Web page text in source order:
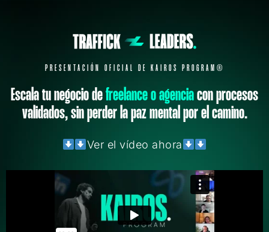
PRESENTACIÓN OFICIAL DE KAIROS PROGRAM®
Escala tu negocio defreelance o agenciacon procesos
validados, sin perder la paz mental por el camino.
Ver el vídeo ahora